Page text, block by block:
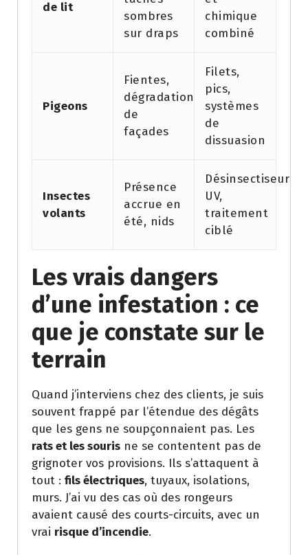
de lit
sombres
sur draps
chimique
combiné
Pigeons
Fientes,
dégradation
de
façades
Filets,
pics,
systèmes
de
dissuasion
Insectes
volants
Présence
accrue en
été, nids
Désinsectiseurs
UV,
traitement
ciblé
Les vrais dangers
d’une infestation : ce
que je constate sur le
terrain
Quand j’interviens chez des clients, je suis
souvent frappé par l’étendue des dégâts
que les gens ne soupçonnaient pas. Les
rats et les souris ne se contentent pas de
grignoter vos provisions. Ils s’attaquent à
tout : fils électriques, tuyaux, isolations,
murs. J’ai vu des cas où des rongeurs
avaient causé des courts-circuits, avec un
vrai risque d’incendie.